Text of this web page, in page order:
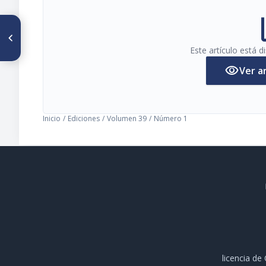
Este artículo está
visibilityVer
Inicio / Ediciones / Volumen 39 / Número 1
licencia de